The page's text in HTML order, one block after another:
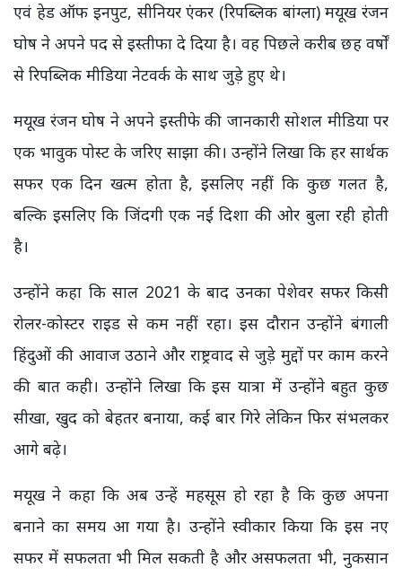
एवं हेड ऑफ इनपुट, सीनियर एंकर (रिपब्लिक बांग्ला) मयूख रंजन
घोष ने अपने पद से इस्तीफा दे दिया है। वह पिछले करीब छह वर्षों
से रिपब्लिक मीडिया नेटवर्क के साथ जुड़े हुए थे।
मयूख रंजन घोष ने अपने इस्तीफे की जानकारी सोशल मीडिया पर
एक भावुक पोस्ट के जरिए साझा की। उन्होंने लिखा कि हर सार्थक
सफर एक दिन खत्म होता है, इसलिए नहीं कि कुछ गलत है,
बल्कि इसलिए कि जिंदगी एक नई दिशा की ओर बुला रही होती
है।
उन्होंने कहा कि साल 2021 के बाद उनका पेशेवर सफर किसी
रोलर-कोस्टर राइड से कम नहीं रहा। इस दौरान उन्होंने बंगाली
हिंदुओं की आवाज उठाने और राष्ट्रवाद से जुड़े मुद्दों पर काम करने
की बात कही। उन्होंने लिखा कि इस यात्रा में उन्होंने बहुत कुछ
सीखा, खुद को बेहतर बनाया, कई बार गिरे लेकिन फिर संभलकर
आगे बढ़े।
मयूख ने कहा कि अब उन्हें महसूस हो रहा है कि कुछ अपना
बनाने का समय आ गया है। उन्होंने स्वीकार किया कि इस नए
सफर में सफलता भी मिल सकती है और असफलता भी, नुकसान